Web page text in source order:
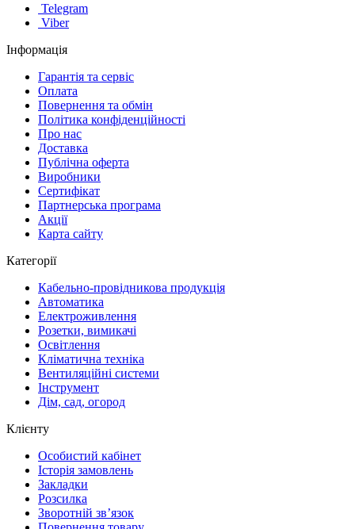
Telegram
Viber
Інформація
Гарантія та сервіс
Оплата
Повернення та обмін
Політика конфіденційності
Про нас
Доставка
Публічна оферта
Виробники
Сертифікат
Партнерська програма
Акції
Карта сайту
Категорії
Кабельно-провідникова продукція
Автоматика
Електроживлення
Розетки, вимикачі
Освітлення
Кліматична техніка
Вентиляційні системи
Інструмент
Дім, сад, огород
Клієнту
Особистий кабінет
Історія замовлень
Закладки
Розсилка
Зворотній зв’язок